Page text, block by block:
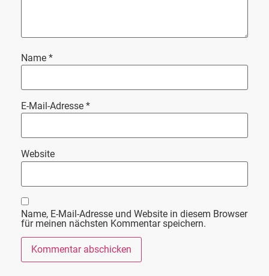
Name *
E-Mail-Adresse *
Website
Name, E-Mail-Adresse und Website in diesem Browser
für meinen nächsten Kommentar speichern.